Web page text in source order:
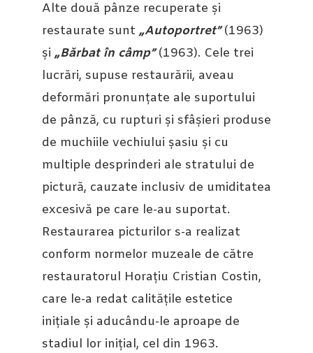
Alte două pânze recuperate și
restaurate sunt„Autoportret”(1963)
și„Bărbat în câmp”(1963). Cele trei
lucrări, supuse restaurării, aveau
deformări pronunțate ale suportului
de pânză, cu rupturi și sfâșieri produse
de muchiile vechiului șasiu și cu
multiple desprinderi ale stratului de
pictură, cauzate inclusiv de umiditatea
excesivă pe care le-au suportat.
Restaurarea picturilor s-a realizat
conform normelor muzeale de către
restauratorul Horațiu Cristian Costin,
care le-a redat calitățile estetice
inițiale și aducându-le aproape de
stadiul lor inițial, cel din 1963.